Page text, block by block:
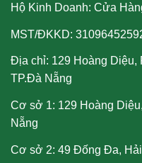
Hộ Kinh Doanh: Cửa
MST/ĐKKD:
Địa chỉ: 129 Hoàng Diệu,
TP.Đà Nẵng
Cơ sở 1: 129 Hoàng
Nẵng
Cơ sở 2: 49 Đống Đa,